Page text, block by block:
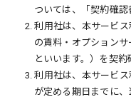
ついては、「契約確認
2. 利用社は、本サービ
の賃料・オプションサ
といいます。）を契約
3. 利用社は、本サービ
が定める期日までに